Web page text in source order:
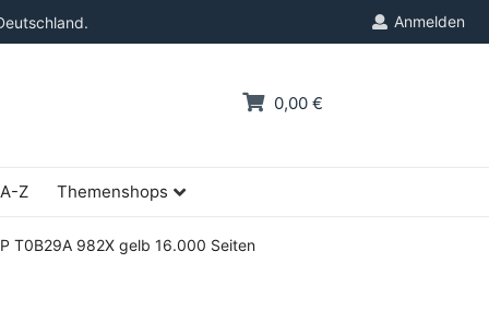
Anmelden
0,00 €
Z Themenshops
T0B29A 982X gelb 16.000 Seiten